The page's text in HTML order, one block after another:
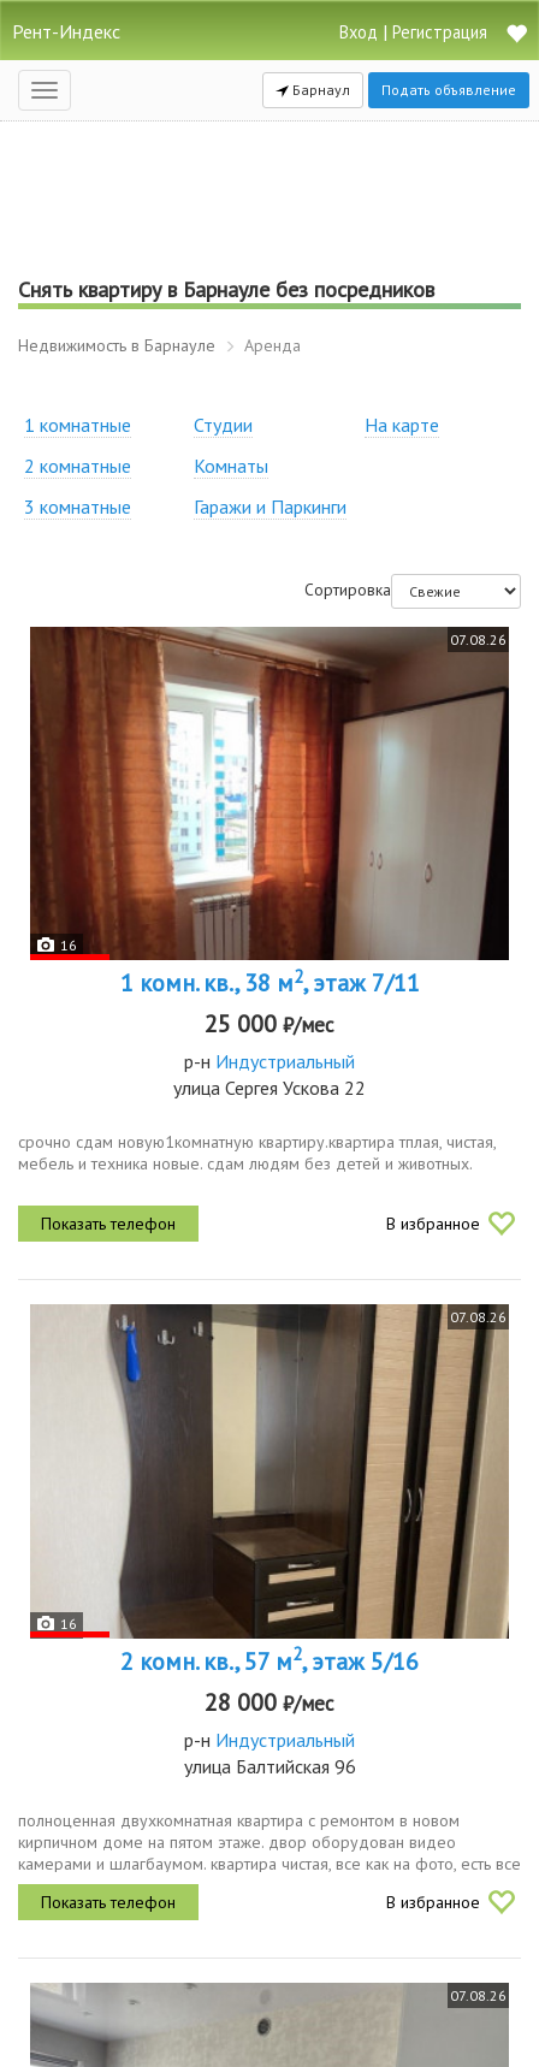
Рент-Индекс Вход | Регистрация
Открыть
навигацию
Барнаул Подать объявление
Снять квартиру в Барнауле без посредников
Недвижимость в Барнауле Аренда
1 комнатные
2 комнатные
3 комнатные
Студии
Комнаты
Гаражи и Паркинги
На карте
Сортировка
07.08.26
16
1 комн. кв., 38 м2, этаж 7/11
25 000 ₽/мес
р-н Индустриальный
улица Сергея Ускова 22
срочно сдам новую1комнатную квартиру.квартира тплая, чистая,
мебель и техника новые. сдам людям без детей и животных.
В избранное
07.08.26
16
2 комн. кв., 57 м2, этаж 5/16
28 000 ₽/мес
р-н Индустриальный
улица Балтийская 96
полноценная двухкомнатная квартира с ремонтом в новом
кирпичном доме на пятом этаже. двор оборудован видео
камерами и шлагбаумом. квартира чистая, все как на фото, есть все
необходимое для проживания, посуда, мебель, стиральная
машинка,...
В избранное
07.08.26